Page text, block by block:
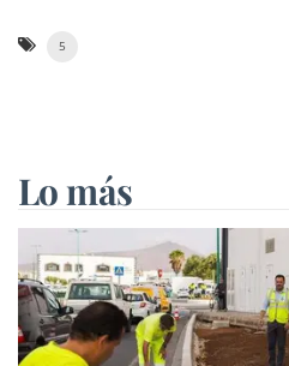
5
Lo más